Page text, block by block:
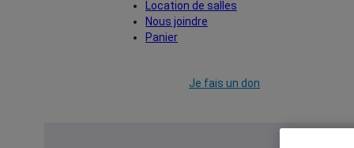
Location de salles
Nous joindre
Panier
Je fais un don